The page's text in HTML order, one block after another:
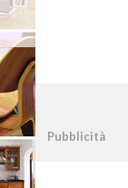
Pubblicità